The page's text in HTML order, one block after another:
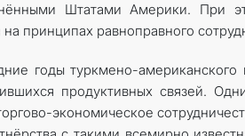
Штатами Америки. При
на принципах равноправного
годы туркмено-
продуктивных связей.
экономическое